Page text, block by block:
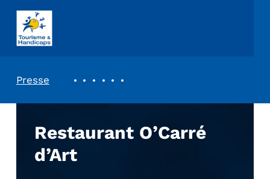
ASSOCIATION TOURISME ET HANDICAPS
Presse
Restaurant O’Carré
d’Art